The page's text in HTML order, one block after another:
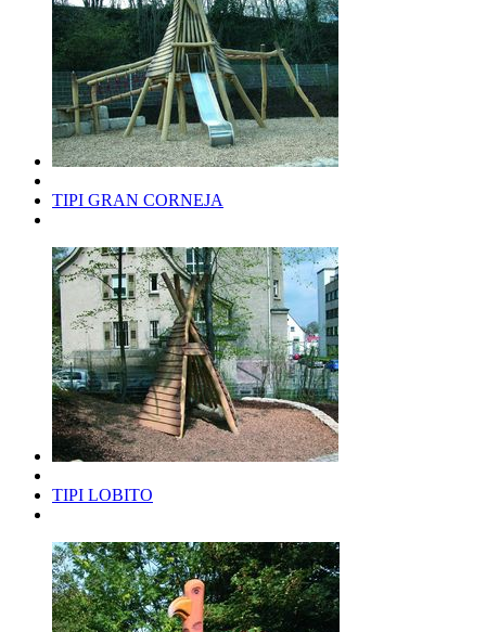
TIPI GRAN CORNEJA
TIPI LOBITO